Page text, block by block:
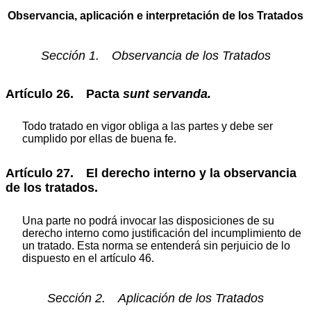
Observancia, aplicación e interpretación de los Tratados
Sección 1. Observancia de los Tratados
Artículo 26. Pacta sunt servanda.
Todo tratado en vigor obliga a las partes y debe ser
cumplido por ellas de buena fe.
Artículo 27. El derecho interno y la observancia
de los tratados.
Una parte no podrá invocar las disposiciones de su
derecho interno como justificación del incumplimiento de
un tratado. Esta norma se entenderá sin perjuicio de lo
dispuesto en el artículo 46.
Sección 2. Aplicación de los Tratados